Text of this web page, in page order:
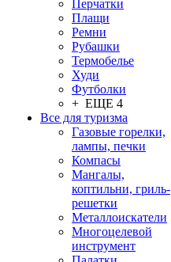
Перчатки
Плащи
Ремни
Рубашки
Термобелье
Худи
Футболки
+ ЕЩЕ 4
Все для туризма
Газовые горелки,
лампы, печки
Компасы
Мангалы,
коптильни, гриль-
решетки
Металлоискатели
Многоцелевой
инструмент